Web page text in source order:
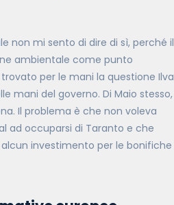
non mi sento di dire di sì, perché il
ambientale come punto
per le mani la questione Ilva
mani del governo. Di Maio stesso,
Il problema è che non voleva
ad occuparsi di Taranto e che
investimento per le bonifiche